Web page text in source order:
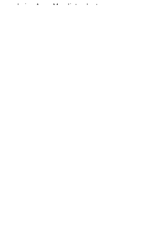
cubaine Anna Mendieta, dont on a